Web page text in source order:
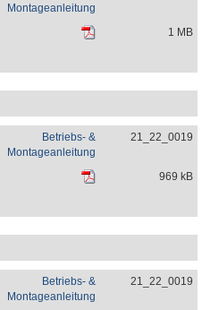
Montageanleitung
1 MB
Betriebs- &
Montageanleitung
21_22_0019
969 kB
Betriebs- &
Montageanleitung
21_22_0019